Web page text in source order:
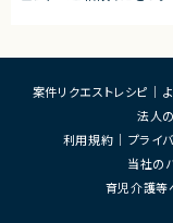
案件リクエストレシピ
法人
利用規約
プライ
当社の
育児介護等